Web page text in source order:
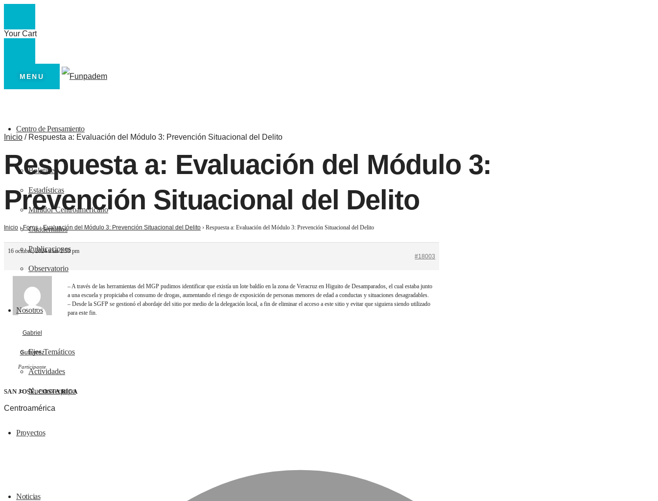
Skip
navigation
Skip
content
Your Cart
MENU
Centro de Pensamiento
Boletines
Estadísticas
Mirador Centroamericano
Cuadernillos
Publicaciones
Observatorio
Nosotros
Ejes Temáticos
Actividades
Nuestro equipo
Proyectos
Noticias
Inicio / Respuesta a: Evaluación del Módulo 3: Prevención Situacional del Delito
Respuesta a: Evaluación del Módulo 3:
Prevención Situacional del Delito
Inicio › Foros › Evaluación del Módulo 3: Prevención Situacional del Delito › Respuesta a: Evaluación del Módulo 3: Prevención Situacional del Delito
16 octubre, 2024 a las 2:59 pm
#18003
Gabriel
Gutiérrez
Participante
– A través de las herramientas del MGP pudimos identificar que existía un lote baldío en la zona de Veracruz en Higuito de Desamparados, el cual estaba junto
a una escuela y propiciaba el consumo de drogas, aumentando el riesgo de exposición de personas menores de edad a conductas y situaciones desagradables.
– Desde la SGFP se gestionó el abordaje del sitio por medio de la delegación local, a fin de eliminar el acceso a este sitio y evitar que siguiera siendo utilizado
para este fin.
SAN JOSÉ, COSTA RICA
Centroamérica